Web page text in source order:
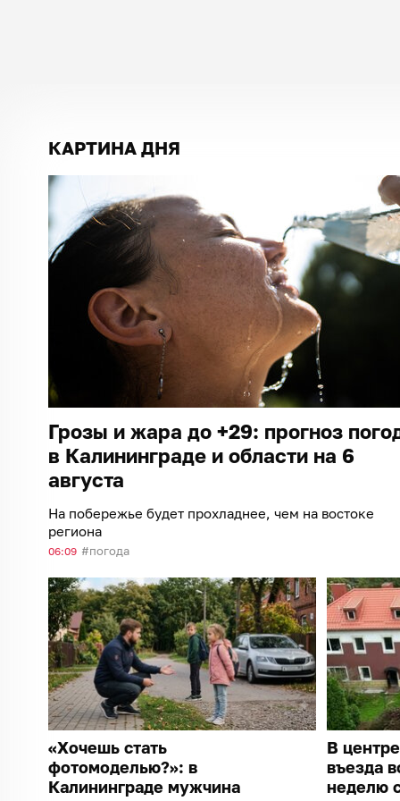
КАРТИНА ДНЯ
Грозы и жара до +29: прогноз
в Калининграде и области на 6
августа
На побережье будет прохладнее, чем на востоке
региона
06:09 погода
«Хочешь стать
фотомоделью?»: в
Калининграде мужчина
В
въезда
неделю